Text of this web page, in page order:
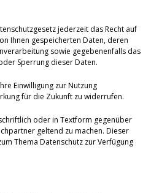
jederzeit das Recht auf
Ihnen gespeicherten Daten, deren
sowie gegebenenfalls das
Sperrung dieser Daten.
Einwilligung zur Nutzung
für die Zukunft zu widerrufen.
oder in Textform gegenüber
geltend zu machen. Dieser
Thema Datenschutz zur Verfügung